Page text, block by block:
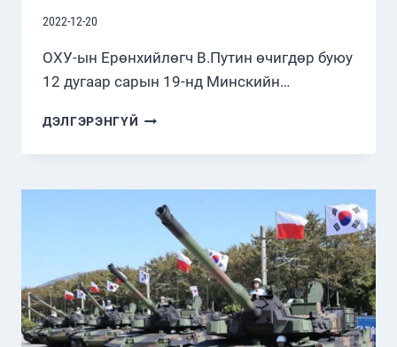
2022-12-20
ОХУ-ын Ерөнхийлөгч В.Путин өчигдөр буюу
12 дугаар сарын 19-нд Минскийн…
ДЭЛГЭРЭНГҮЙ ОРОС-
ТӨРИЙН
НАРЫН
ДЭЭД
ТҮВШНИЙ
УУЛЗАЛТ
БОЛЛОО